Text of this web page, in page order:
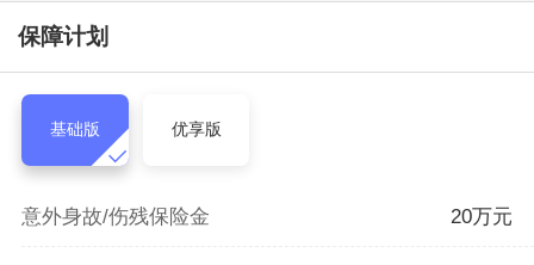
保障计划
基础版 优享版
意外身故/伤残保险金 20万元